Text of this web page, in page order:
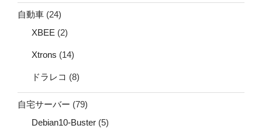
自動車 (24)
XBEE (2)
Xtrons (14)
ドラレコ (8)
自宅サーバー (79)
Debian10-Buster (5)